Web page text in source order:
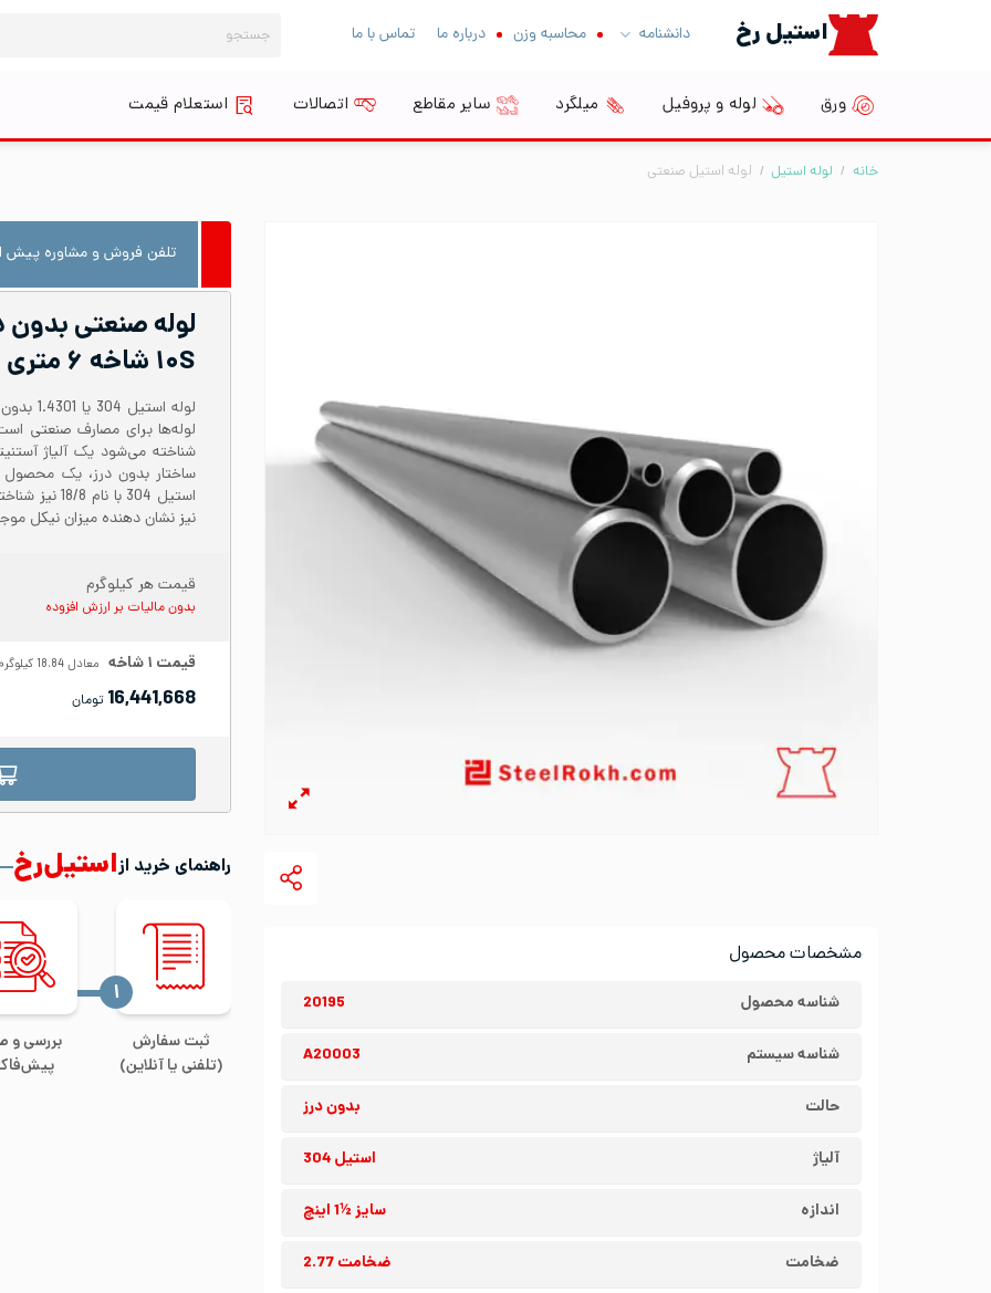
استیل رخ دانشنامه محاسبه وزن درباره ما تماس با ما
برای:
ورق لوله و پروفیل میلگرد سایر مقاطع اتصالات استعلام قیمت
خانه / لوله استیل / لوله استیل صنعتی
مشخصات محصول
شناسه محصول 20195
شناسه سیستم A20003
حالت بدون درز
آلیاژ استیل 304
اندازه سایز ½1 اینچ
ضخامت ضخامت 2.77
تلفن فروش و مشاوره پیش
۱۰S شاخه ۶ متری
شناخته می‌شود یک آلیاژ
ساختار بدون درز، یک
نیز نشان دهنده میزان نیکل موجود در
قیمت هر کیلوگرم
بدون مالیات بر ارزش افزوده
قیمت ۱شاخه معادل18.84
16,441,668 تومان
راهنمای خرید ازاستیل‌رخ
ثبت سفارش
(تلفنی یا آنلاین)
‍۱
بررسی و